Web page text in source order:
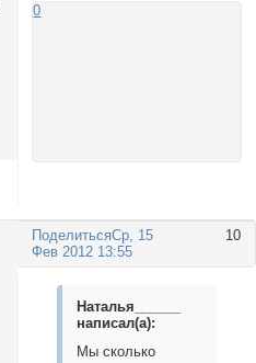
0
Поделиться 10
Ср, 15
Фев 2012 13:55
Наталья______
написал(а):
Мы сколько